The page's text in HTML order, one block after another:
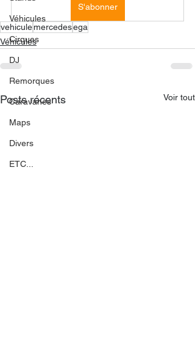
Véhicules
Cirques
DJ
Remorques
Caravanes
Maps
Divers
ETC...
S'abonner
vehiculemercedesega
Véhicules
Posts récents Voir tout